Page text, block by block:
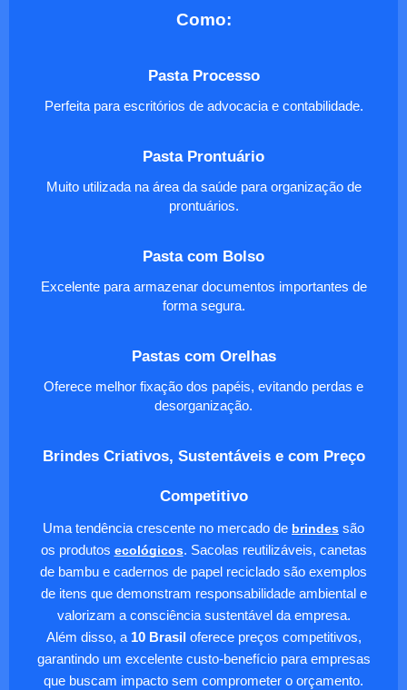
Como:
Pasta Processo
Perfeita para escritórios de advocacia e contabilidade.
Pasta Prontuário
Muito utilizada na área da saúde para organização de
prontuários.
Pasta com Bolso
Excelente para armazenar documentos importantes de
forma segura.
Pastas com Orelhas
Oferece melhor fixação dos papéis, evitando perdas e
desorganização.
Brindes Criativos, Sustentáveis e com Preço
Competitivo
Uma tendência crescente no mercado de brindes são
os produtos ecológicos. Sacolas reutilizáveis, canetas
de bambu e cadernos de papel reciclado são exemplos
de itens que demonstram responsabilidade ambiental e
valorizam a consciência sustentável da empresa.
Além disso, a 10 Brasil oferece preços competitivos,
garantindo um excelente custo-benefício para empresas
que buscam impacto sem comprometer o orçamento.